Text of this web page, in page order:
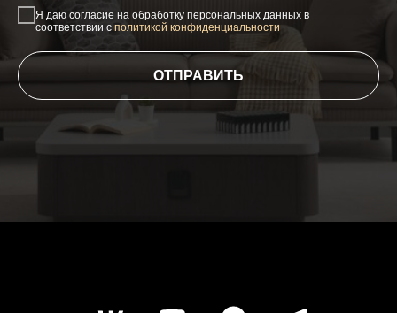
Я даю согласие на обработку персональных данных в
соответствии с политикой конфиденциальности
ОТПРАВИТЬ